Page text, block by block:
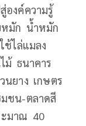
องค์ความรู้
หมัก น้ำหมัก
ช้ไล่แมลง
ม้ ธนาคาร
นยาง เกษตร
ชน-ตลาดสี
ะมาณ 40